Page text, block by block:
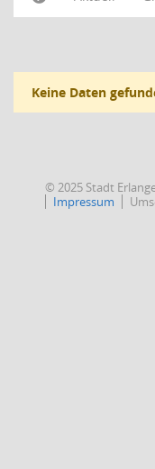
Keine Daten
© 2025 Stadt
Impressum